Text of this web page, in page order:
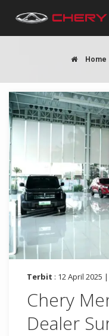
Home
Terbit : 12 April 2025 |
Chery
Dealer